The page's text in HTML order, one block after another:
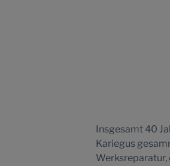
Insgesamt 40
Kariegus